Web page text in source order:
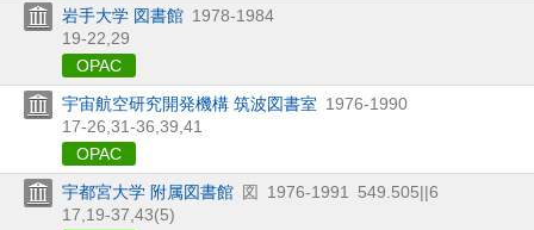
岩手大学 図書館 1978-1984
19-22, 29
OPAC
宇宙航空研究開発機構 筑波図書室 1976-1990
17-26, 31-36, 39, 41
OPAC
宇都宮大学 附属図書館 図 1976-1991
549.505||6
17, 19-37, 43(5)